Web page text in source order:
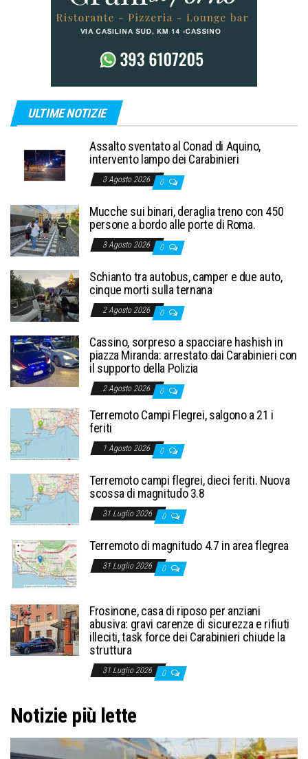
ULTIME NOTIZIE
Assalto sventato al Conad di Aquino,
intervento lampo dei Carabinieri
3 Agosto 2026 0
Mucche sui binari, deraglia treno con 450
persone a bordo alle porte di Roma.
3 Agosto 2026 0
Schianto tra autobus, camper e due auto,
cinque morti sulla ternana
2 Agosto 2026 0
Cassino, sorpreso a spacciare hashish in
piazza Miranda: arrestato dai Carabinieri con
il supporto della Polizia
2 Agosto 2026 0
Terremoto Campi Flegrei, salgono a 21 i
feriti
1 Agosto 2026 0
Terremoto campi flegrei, dieci feriti. Nuova
scossa di magnitudo 3.8
31 Luglio 2026 0
Terremoto di magnitudo 4.7 in area flegrea
31 Luglio 2026 0
Frosinone, casa di riposo per anziani
abusiva: gravi carenze di sicurezza e rifiuti
illeciti, task force dei Carabinieri chiude la
struttura
31 Luglio 2026 0
Notizie più lette